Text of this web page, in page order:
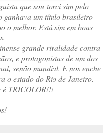
que sou torci sim pelo
ganhava um título brasileiro
o melhor. Está sim em boas
grande rivalidade contra
e protagonistas de um dos
senão mundial. E nos enche
o estado do Rio de Janeiro.
é TRICOLOR!!!